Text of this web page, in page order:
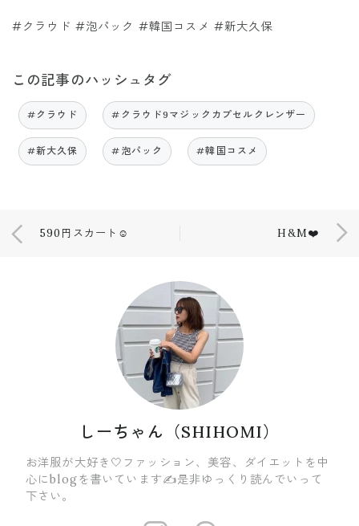
#クラウド #泡パック #韓国コスメ #新大久保
この記事のハッシュタグ
#クラウド #クラウド9マジックカプセルクレンザー
#新大久保 #泡パック #韓国コスメ
590円スカート☺️ H&M❤️
しーちゃん（SHIHOMI）
お洋服が大好き🤍ファッション、美容、ダイエットを中
心にblogを書いています✍️是非ゆっくり読んでいって
下さい。